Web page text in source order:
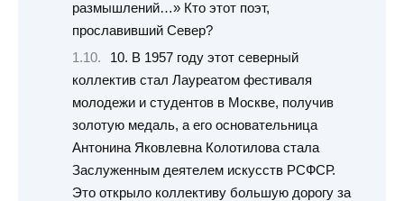
размышлений…» Кто этот поэт,
прославивший Север?
10. В 1957 году этот северный
коллектив стал Лауреатом фестиваля
молодежи и студентов в Москве, получив
золотую медаль, а его основательница
Антонина Яковлевна Колотилова стала
Заслуженным деятелем искусств РСФСР.
Это открыло коллективу большую дорогу за